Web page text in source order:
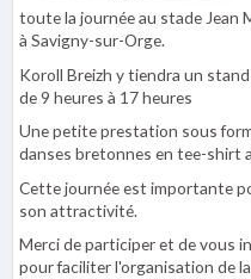
toute la journée au stade Jean
à Savigny-sur-Orge.
Koroll Breizh y tiendra un
de 9 heures à 17 heures
Une petite prestation sous
danses bretonnes en tee-shirt
Cette journée est importante
son attractivité.
Merci de participer et de vous
pour faciliter l'organisation de